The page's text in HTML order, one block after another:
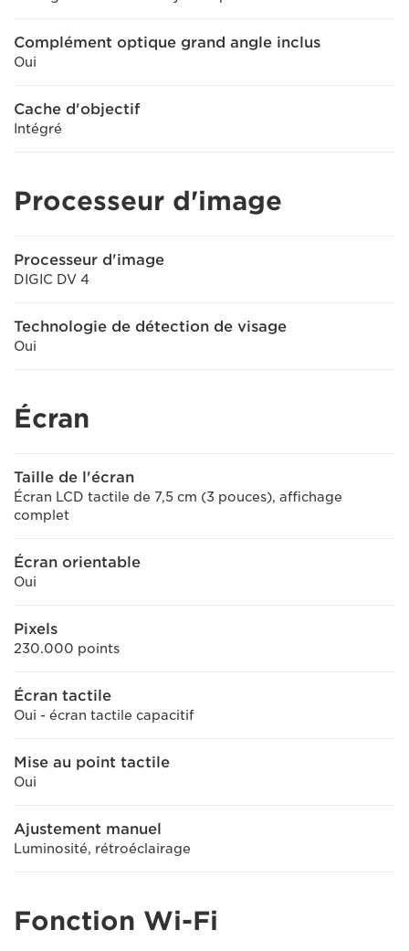
Complément optique grand angle inclus
Oui
Cache d'objectif
Intégré
Processeur d'image
Processeur d'image
DIGIC DV 4
Technologie de détection de visage
Oui
Écran
Taille de l'écran
Écran LCD tactile de 7,5 cm (3 pouces), affichage
complet
Écran orientable
Oui
Pixels
230.000 points
Écran tactile
Oui - écran tactile capacitif
Mise au point tactile
Oui
Ajustement manuel
Luminosité, rétroéclairage
Fonction Wi-Fi